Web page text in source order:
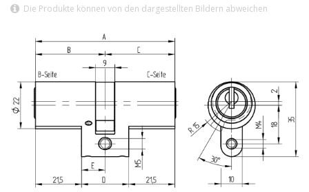
Die Produkte können von den dargestellten Bildern abweichen